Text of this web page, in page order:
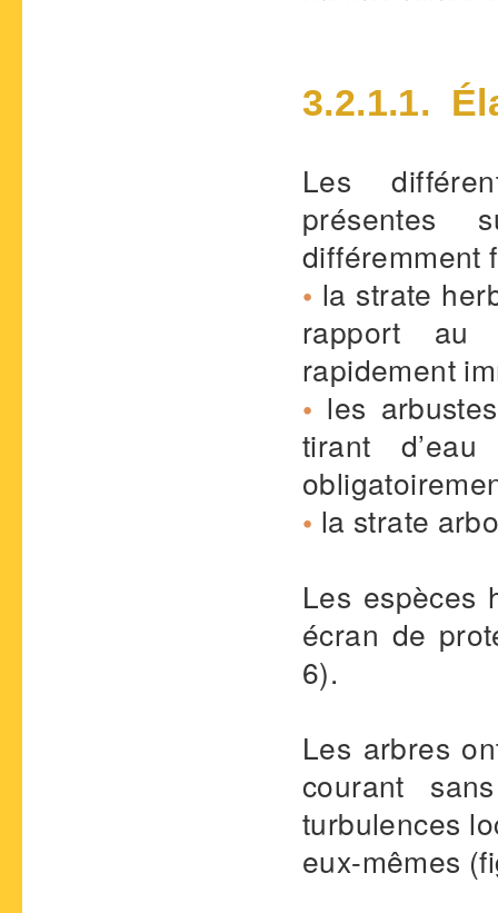
3.2.1.1.
Les
présentes
différemment
• la strate
rapport au
rapidement
• les
tirant
• la strate
Les espèces
écran de
6).
Les arbres
courant
turbulences
eux-mêmes